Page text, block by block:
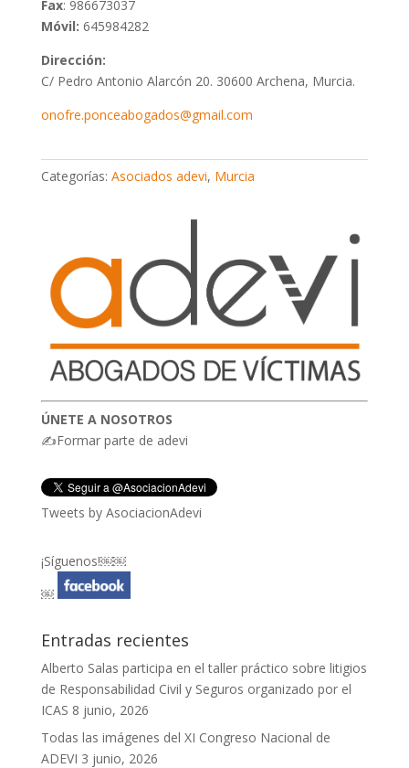
Fax: 986673037
Móvil: 645984282
Dirección:
C/ Pedro Antonio Alarcón 20. 30600 Archena, Murcia.
onofre.ponceabogados@gmail.com
Categorías: Asociados adevi, Murcia
ÚNETE A NOSOTROS
✍Formar parte de adevi
Tweets by AsociacionAdevi
¡Síguenos!￼￼
￼
Entradas recientes
Alberto Salas participa en el taller práctico sobre litigios
de Responsabilidad Civil y Seguros organizado por el
ICAS 8 junio, 2026
Todas las imágenes del XI Congreso Nacional de
ADEVI 3 junio, 2026